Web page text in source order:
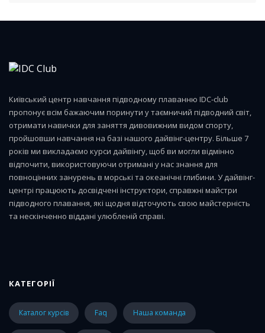
Київський центр навчання підводному плаванню IDC-club
пропонує всім бажаючим поринути у таємничий підводний світ,
отримати навички для заняття дивовижним видом спорту,
пройшовши навчання на базі нашого дайвінг-центру. Більше 7
років ми викладаємо курси дайвінгу, щоб ви могли відмінно
відпочити, використовуючи отримані у нас знання для
повноцінних занурень в морські та океанічні глибини. У дайвінг-
центрі працюють досвідчені інструктори, справжні майстри
підводного плавання, які щодня відточують свою майстерність
та нескінченно віддані улюбленій справі.
КАТЕГОРІЇ
каталог курсів faq наша команда